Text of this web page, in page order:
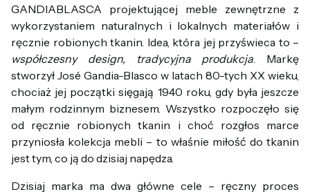
GANDIABLASCA projektującej meble zewnętrzne z
wykorzystaniem naturalnych i lokalnych materiałów i
ręcznie robionych tkanin. Idea, która jej przyświeca to –
współczesny design, tradycyjna produkcja . Markę
stworzył José Gandia-Blasco w latach 80-tych XX wieku,
chociaż jej początki sięgają 1940 roku, gdy była jeszcze
małym rodzinnym biznesem. Wszystko rozpoczęło się
od ręcznie robionych tkanin i choć rozgłos marce
przyniosła kolekcja mebli – to właśnie miłość do tkanin
jest tym, co ją do dzisiaj napędza.
Dzisiaj marka ma dwa główne cele – ręczny proces